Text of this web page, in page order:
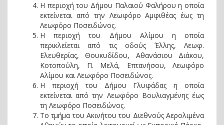
Η περιοχή του Δήμου Παλαιού Φαλήρου η οποία
εκτείνεται από την Λεωφόρο Αμφιθέας έως τη
Λεωφόρο Ποσειδώνος.
Η περιοχή του Δήμου Αλίμου η οποία
περικλείεται από τις οδούς Έλλης, Λεωφ.
Ελευθερίας, Θουκυδίδου, Αθανάσιου Διάκου,
Κοτοπούλη, Π. Μελά, Επτανήσου, Λεωφόρο
Αλίμου και Λεωφόρο Ποσειδώνος.
Η περιοχή του Δήμου Γλυφάδας η οποία
εκτείνεται από την Λεωφόρο Βουλιαγμένης έως
τη Λεωφόρο Ποσειδώνος.
Το τμήμα του Ακινήτου του Διεθνούς Αερολιμένα